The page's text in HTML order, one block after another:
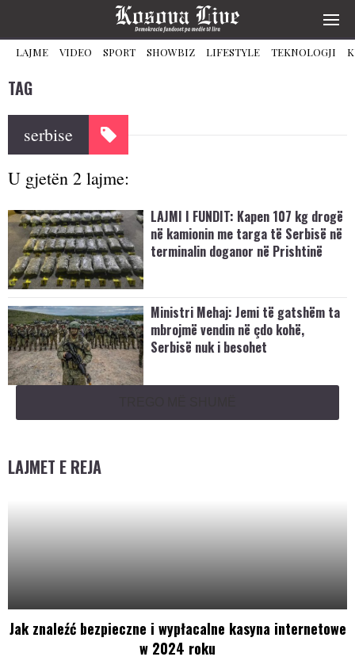
LAJME VIDEO SPORT SHOWBIZ LIFESTYLE TEKNOLOGJI
TAG
serbise
U gjetën 2 lajme:
LAJMI I FUNDIT: Kapen 107 kg drogë
në kamionin me targa të Serbisë në
terminalin doganor në Prishtinë
Ministri Mehaj: Jemi të gatshëm ta
mbrojmë vendin në çdo kohë,
Serbisë nuk i besohet
LAJMET E REJA
Jak znaleźć bezpieczne i wypłacalne kasyna internetowe
w 2024 roku